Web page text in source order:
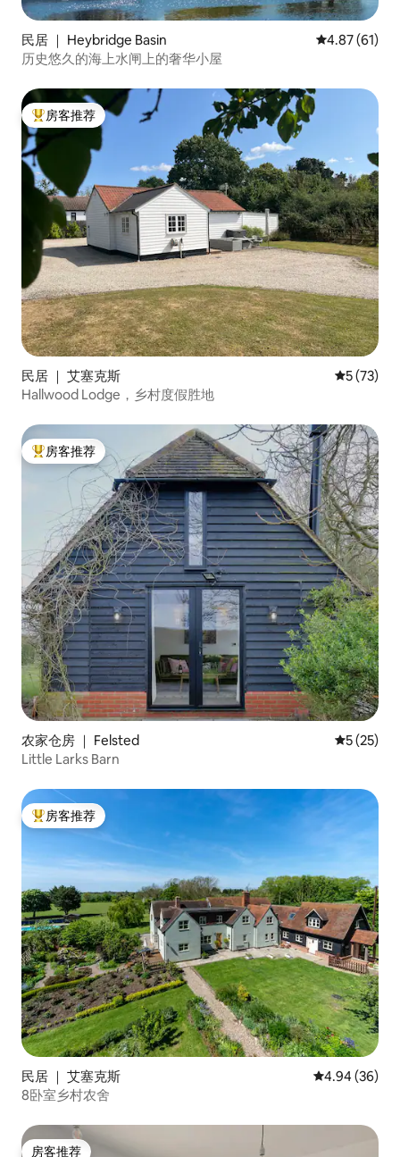
民居 ｜ Heybridge Basin 平均评分
4.87 (61)
历史悠久的海上水闸上的奢华小屋
热门「房客推荐」
房客推荐
民居 ｜ 艾塞克斯 平均评分
5 (73)
Hallwood Lodge，乡村度假胜地
热门「房客推荐」
房客推荐
农家仓房 ｜ Felsted 平均评分
5 (25)
Little Larks Barn
热门「房客推荐」
房客推荐
民居 ｜ 艾塞克斯 平均评分 4.94
4.94 (36)
8卧室乡村农舍
房客推荐